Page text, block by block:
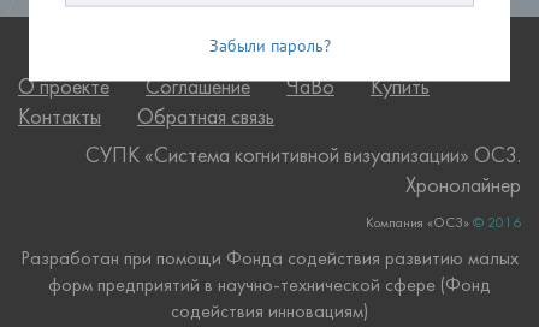
Забыли пароль?
О проекте Соглашение ЧаВо
Купить
Контакты
Обратная связь
СУПК «Система когнитивной визуализации» OC3.
Хронолайнер
Компания «ОС3» © 2016
Разработан при помощи Фонда содействия развитию малых
форм предприятий в научно-технической сфере (Фонд
содействия инновациям)